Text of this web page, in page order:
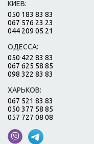
КИЕВ:
050 183 83 83
067 576 23 23
044 209 05 21
ОДЕССА:
050 422 83 83
067 625 58 85
098 322 83 83
ХАРЬКОВ:
067 521 83 83
050 377 58 85
057 727 08 08